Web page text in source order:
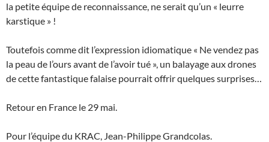
la petite équipe de reconnaissance, ne serait qu’un « leurre
karstique » !
Toutefois comme dit l’expression idiomatique « Ne vendez pas
la peau de l’ours avant de l’avoir tué », un balayage aux drones
de cette fantastique falaise pourrait offrir quelques surprises…
Retour en France le 29 mai.
Pour l’équipe du KRAC, Jean-Philippe Grandcolas.